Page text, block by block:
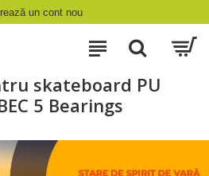
un cont nou
skateboard PU
5 Bearings